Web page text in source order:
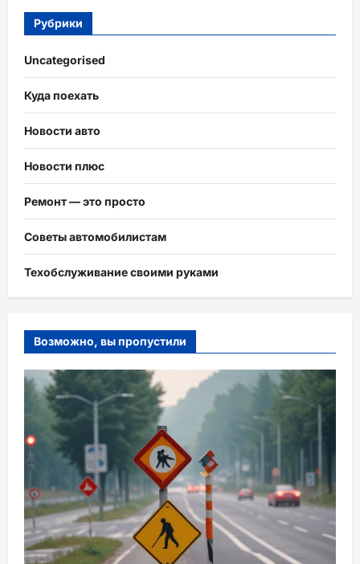
Рубрики
Uncategorised
Куда поехать
Новости авто
Новости плюс
Ремонт — это просто
Советы автомобилистам
Техобслуживание своими руками
Возможно, вы пропустили